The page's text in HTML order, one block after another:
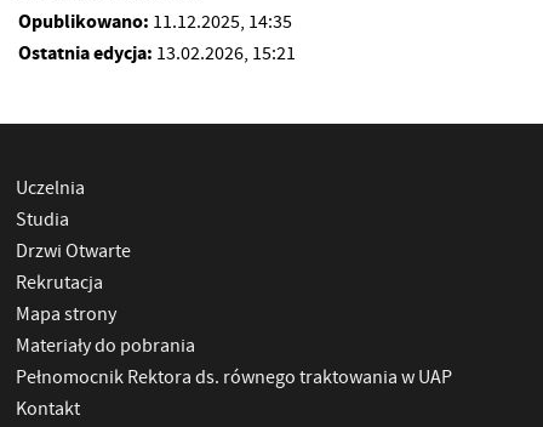
Opublikowano: 11.12.2025, 14:35
Ostatnia edycja: 13.02.2026, 15:21
Uczelnia
Studia
Drzwi Otwarte
Rekrutacja
Mapa strony
Materiały do pobrania
Pełnomocnik Rektora ds. równego traktowania w UAP
Kontakt